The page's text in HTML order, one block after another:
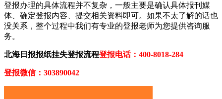
登报办理的具体流程并不复杂，一般主要是确认具体报刊媒
体、确定登报内容、提交相关资料即可。如果不太了解的话也
没关系，整个过程中我们有专业的登报老师为您提供咨询服
务。
北海日报报纸挂失登报流程登报电话：400-8018-284
登报微信：303890042